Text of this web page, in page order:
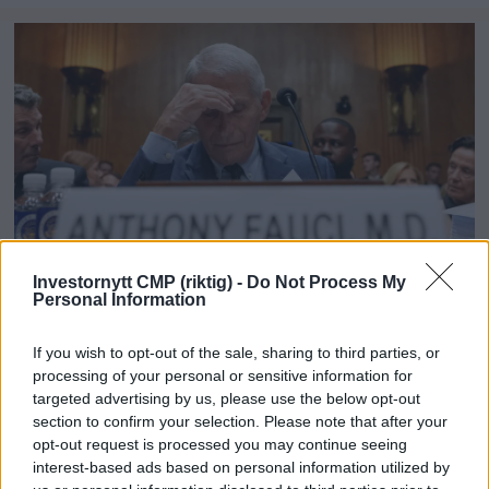
Investornytt CMP (riktig) - Do Not Process My
Personal Information
If you wish to opt-out of the sale, sharing to third parties, or
processing of your personal or sensitive information for
targeted advertising by us, please use the below opt-out
section to confirm your selection. Please note that after your
opt-out request is processed you may continue seeing
interest-based ads based on personal information utilized by
Fauci holdes i forakt for
Kongressen